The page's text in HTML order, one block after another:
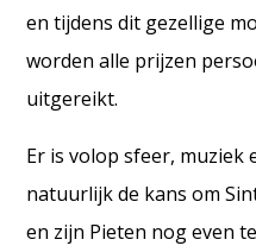
en tijdens dit gezellige
worden alle prijzen
uitgereikt.
Er is volop sfeer, muziek
natuurlijk de kans om
en zijn Pieten nog even te